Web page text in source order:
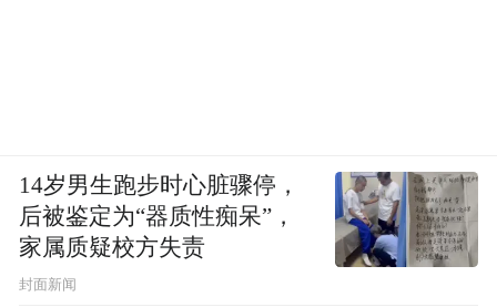
14岁男生跑步时心脏骤停，
后被鉴定为“器质性痴呆”，
家属质疑校方失责
封面新闻